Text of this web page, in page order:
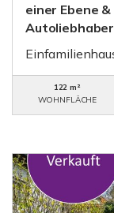
einer Ebene
122 m²
WOHNFLÄCHE